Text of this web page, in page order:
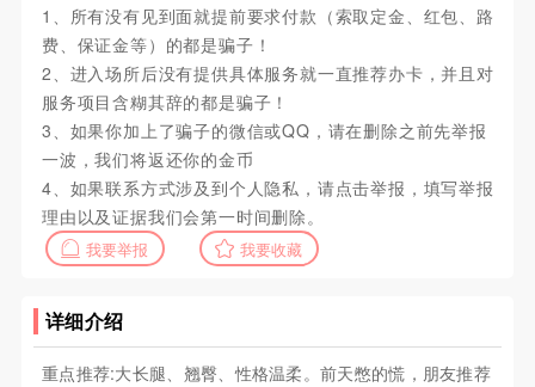
1、所有没有见到面就提前要求付款（索取定金、红包、路
费、保证金等）的都是骗子！
2、进入场所后没有提供具体服务就一直推荐办卡，并且对
服务项目含糊其辞的都是骗子！
3、如果你加上了骗子的微信或QQ，请在删除之前先举报
一波，我们将返还你的金币
4、如果联系方式涉及到个人隐私，请点击举报，填写举报
理由以及证据我们会第一时间删除。
我要举报 我要收藏
详细介绍
重点推荐:大长腿、翘臀、性格温柔。前天憋的慌，朋友推荐